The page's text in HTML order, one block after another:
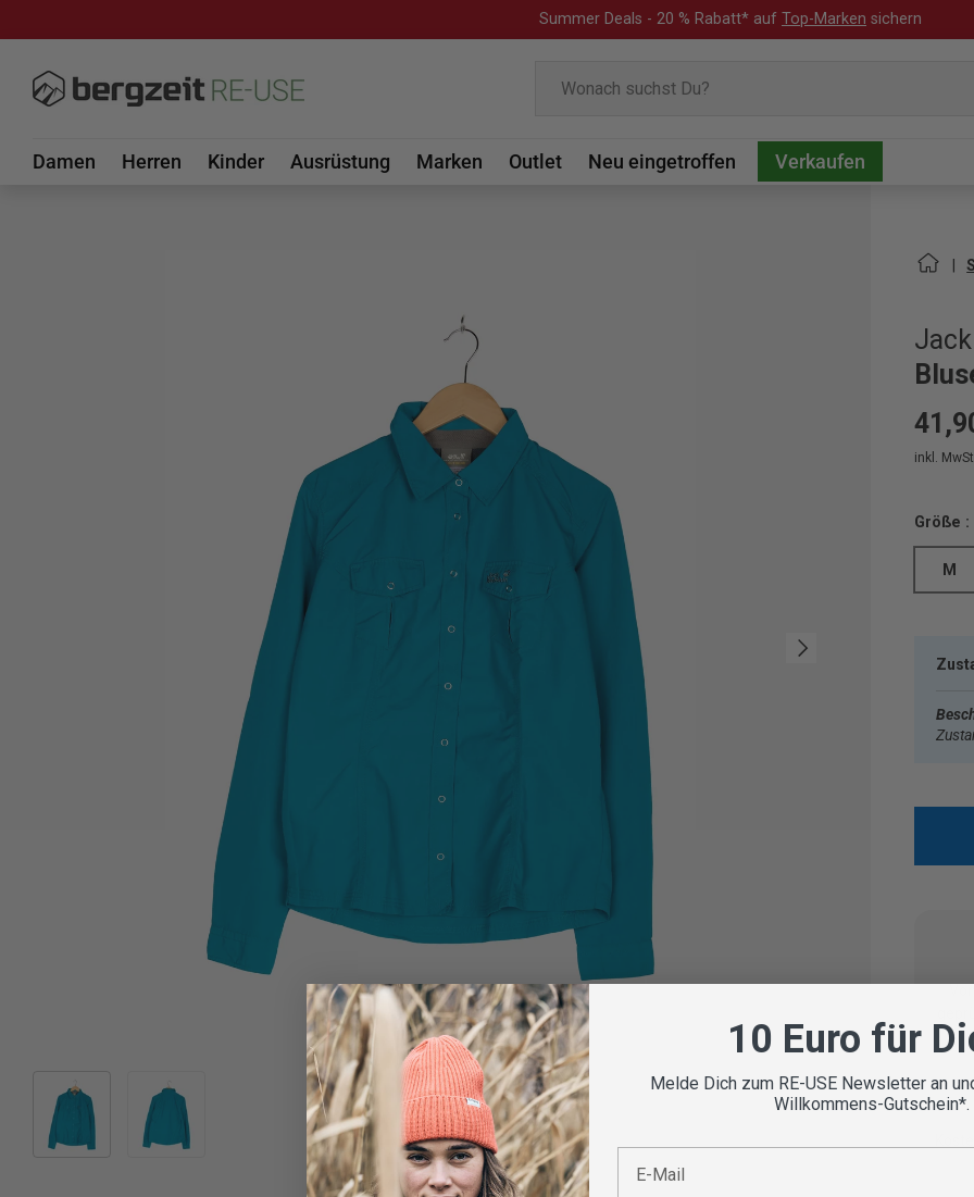
Summer Deals - 20 % Rabatt* auf Top-Marken sichern
Damen Herren Kinder Ausrüstung Marken Outlet Neu eingetroffen Verkaufen
Nächste
Bild 2 in Galerieansicht laden
inkl.
Größe :
M
10 Euro für
Melde Dich zum RE-USE Newsletter an
Willkommens-Gutschein*.